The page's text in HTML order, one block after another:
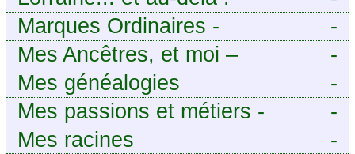
(Descartes)
-
Marques Ordinaires -
Généalogie de Moselle et
d’ailleurs
-
Mes Ancêtres, et moi –
Découvrez mes aïeux en Ille-et-
Vilaine et ailleurs
-
Mes généalogies
-
Mes passions et métiers -
Généalogie et Tir à l’Arc
-
Mes racines